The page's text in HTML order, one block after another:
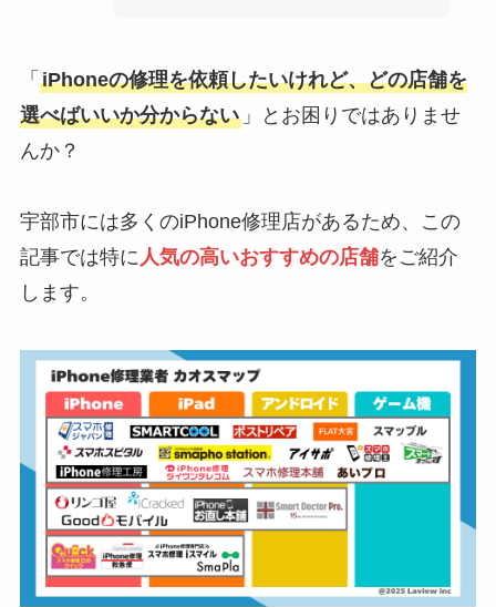
「 iPhoneの修理を依頼したいけれど、どの店舗を
選べばいいか分からない」とお困りではありませ
んか？
宇部市には多くのiPhone修理店があるため、この
記事では特に 人気の高いおすすめの店舗をご紹介
します。